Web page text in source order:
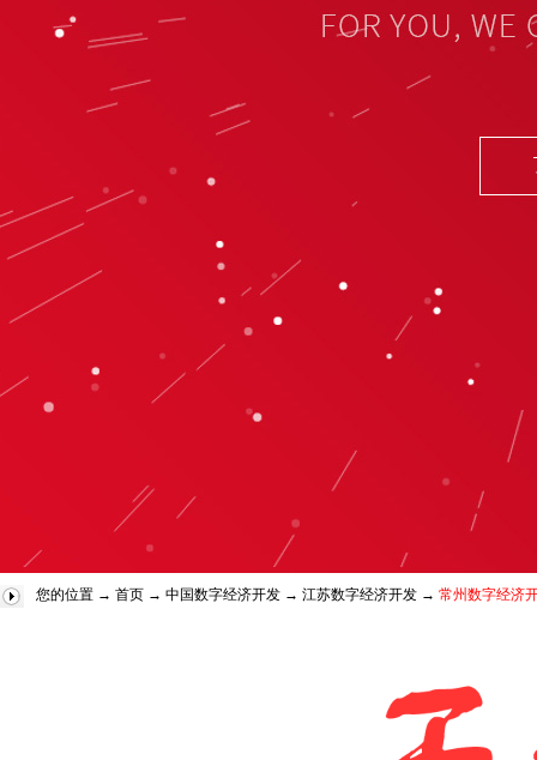
您的位置 → 首页 → 中国数字经济开发 → 江苏数字经济开发 → 常州数字经济